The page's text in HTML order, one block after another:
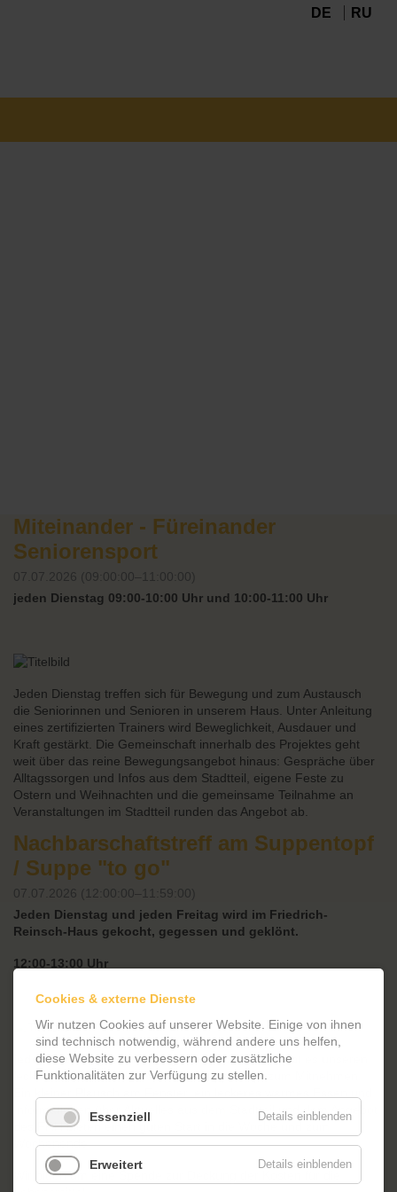
DE RU
Miteinander - Füreinander
Seniorensport
07.07.2026 (09:00:00–11:00:00)
jeden Dienstag 09:00-10:00 Uhr und 10:00-11:00 Uhr
Jeden Dienstag treffen sich für Bewegung und zum Austausch
die Seniorinnen und Senioren in unserem Haus. Unter Anleitung
eines zertifizierten Trainers wird Beweglichkeit, Ausdauer und
Kraft gestärkt. Die Gemeinschaft innerhalb des Projektes geht
weit über das reine Bewegungsangebot hinaus: Gespräche über
Alltagssorgen und Infos aus dem Stadtteil, eigene Feste zu
Ostern und Weihnachten und die gemeinsame Teilnahme an
Veranstaltungen im Stadtteil runden das Angebot ab.
Nachbarschaftstreff am Suppentopf
/ Suppe "to go"
07.07.2026 (12:00:00–11:59:00)
Jeden Dienstag und jeden Freitag wird im Friedrich-
Reinsch-Haus gekocht, gegessen und geklönt.
12:00-13:00 Uhr
jeden Dienstag und Freitag12.00-13.00 Uhr gibt es unseren
leckeren Nachbarschaftstreff am Suppentopf zum Mitnehmen.
Informationen über Aktuelles aus dem Stadtteil und dem Angebot
des FRH bieten einen guten Start in die Woche und zum
Wochenende.
Wir bitten um eine Spende zur Deckung der Kosten für die
Cookies & externe Dienste
Wir nutzen Cookies auf unserer Website. Einige von ihnen
sind technisch notwendig, während andere uns helfen,
diese Website zu verbessern oder zusätzliche
Funktionalitäten zur Verfügung zu stellen.
Essenziell Details einblenden
Erweitert Details einblenden